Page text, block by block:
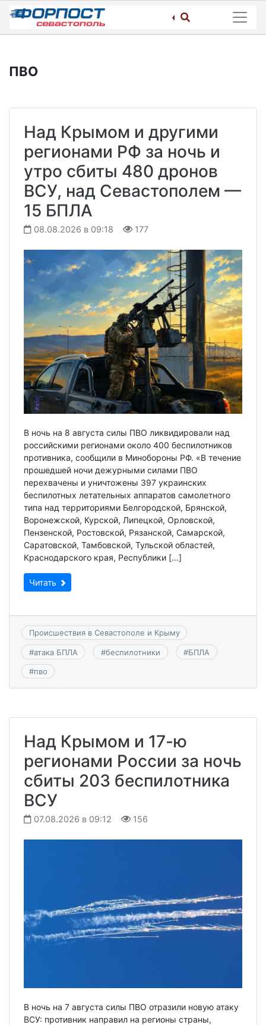
Skip
content
ПВО
Над Крымом и другими
регионами РФ за ночь и
утро сбиты 480 дронов
ВСУ, над Севастополем —
15 БПЛА
08.08.2026 в 09:18 177
В ночь на 8 августа силы ПВО ликвидировали над
российскими регионами около 400 беспилотников
противника, сообщили в Минобороны РФ. «В течение
прошедшей ночи дежурными силами ПВО
перехвачены и уничтожены 397 украинских
беспилотных летательных аппаратов самолетного
типа над территориями Белгородской, Брянской,
Воронежской, Курской, Липецкой, Орловской,
Пензенской, Ростовской, Рязанской, Самарской,
Саратовской, Тамбовской, Тульской областей,
Краснодарского края, Республики […]
Читать
Происшествия в Севастополе и Крыму
#атака БПЛА #беспилотники #БПЛА
#пво
Над Крымом и 17-ю
регионами России за ночь
сбиты 203 беспилотника
ВСУ
07.08.2026 в 09:12 156
В ночь на 7 августа силы ПВО отразили новую атаку
ВСУ: противник направил на регионы страны,